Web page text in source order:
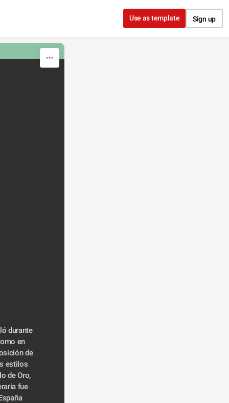
Use as template Sign up
en
de
estilos
de Oro,
fue